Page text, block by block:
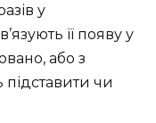
у
її появу у
або з
підставити чи